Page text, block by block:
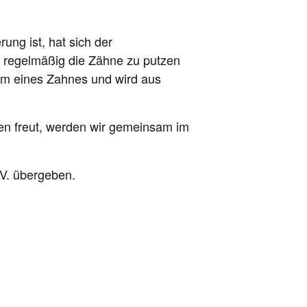
ist, hat sich der
die Zähne zu putzen
eines Zahnes und wird aus
freut, werden wir gemeinsam im
übergeben.